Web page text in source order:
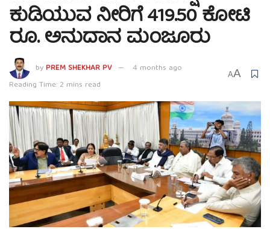
ಕುಡಿಯುವ ನೀರಿಗೆ 419.50 ಕೋಟಿ
ರೂ. ಅನುದಾನ ಮಂಜೂರು
byPREM SHEKHAR PV
4 months ago
Reading Time: 2 mins read
AA